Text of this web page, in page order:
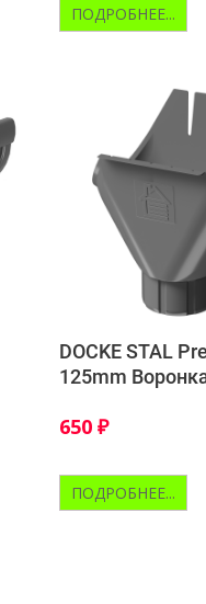
ПОДРОБНЕЕ...
DOCKE STAL
125mm
650 ₽
ПОДРОБНЕЕ...